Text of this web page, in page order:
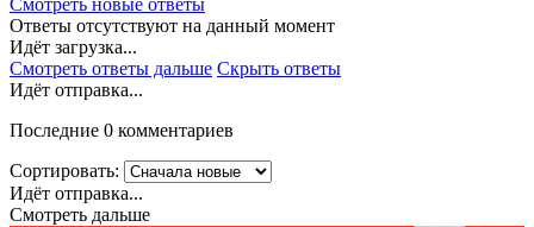
Смотреть новые ответы
Ответы отсутствуют на данный момент
Идёт загрузка...
Смотреть ответы дальше Скрыть ответы
Идёт отправка...
Последние 0 комментариев
Сортировать:
Идёт отправка...
Смотреть дальше